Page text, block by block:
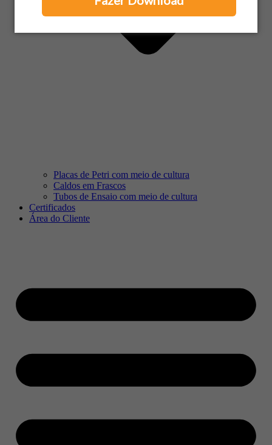
Placas de Petri com meio de cultura
Caldos em Frascos
Tubos de Ensaio com meio de cultura
Certificados
Área do Cliente